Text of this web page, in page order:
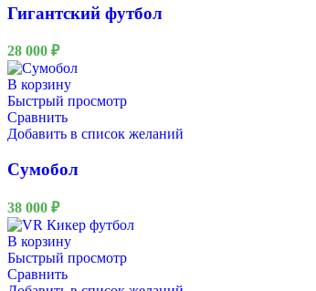
Гигантский футбол
28 000 ₽
В корзину
Быстрый просмотр
Сравнить
Добавить в список желаний
Сумобол
38 000 ₽
В корзину
Быстрый просмотр
Сравнить